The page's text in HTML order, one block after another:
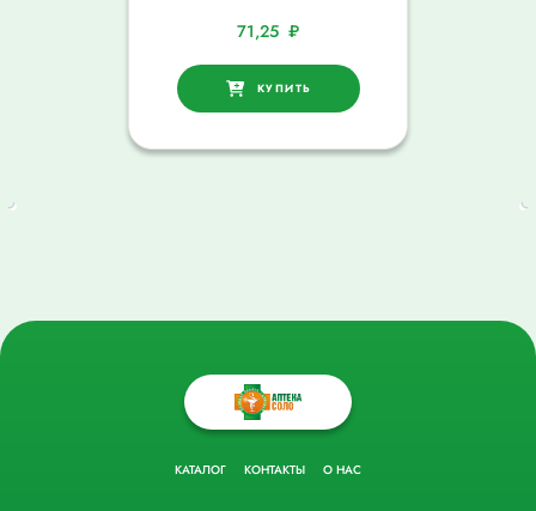
71,25 ₽
КУПИТЬ
КАТАЛОГ КОНТАКТЫ О НАС